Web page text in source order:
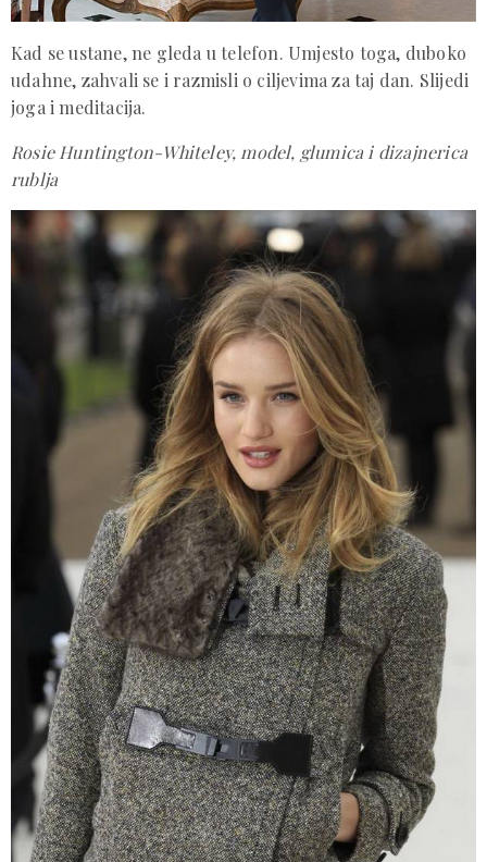
Kad se ustane, ne gleda u telefon. Umjesto toga, duboko
udahne, zahvali se i razmisli o ciljevima za taj dan. Slijedi
joga i meditacija.
Rosie Huntington-Whiteley, model, glumica i dizajnerica
rublja